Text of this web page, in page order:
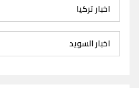
اخبار تركيا
اخبار السويد